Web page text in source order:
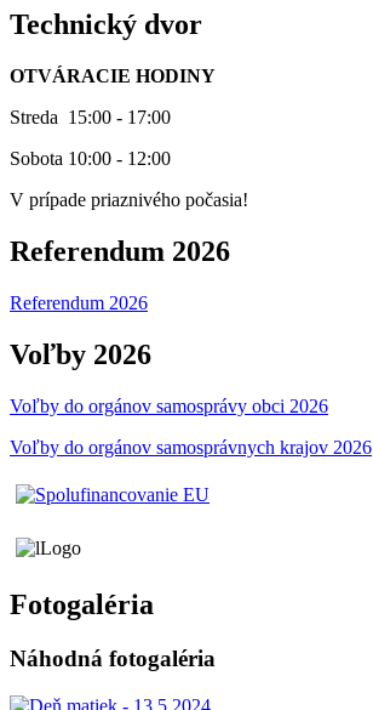
Technický dvor
OTVÁRACIE HODINY
Streda 15:00 - 17:00
Sobota 10:00 - 12:00
V prípade priaznivého počasia!
Referendum 2026
Referendum 2026
Voľby 2026
Voľby do orgánov samosprávy obci 2026
Voľby do orgánov samosprávnych krajov 2026
Fotogaléria
Náhodná fotogaléria